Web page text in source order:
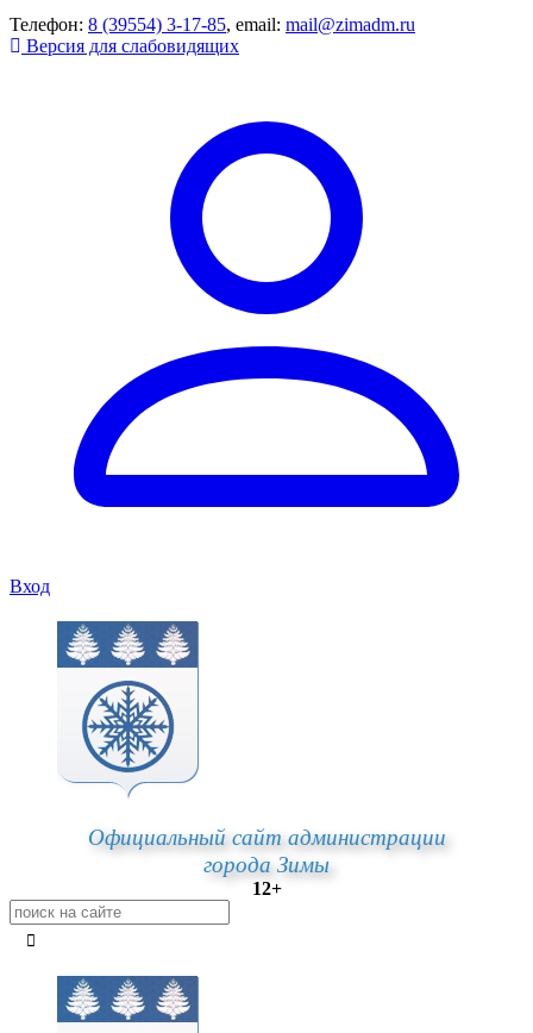
Телефон: 8 (39554) 3-17-85, email: mail@zimadm.ru
Версия для слабовидящих
Вход
Официальный сайт администрации
города Зимы
12+